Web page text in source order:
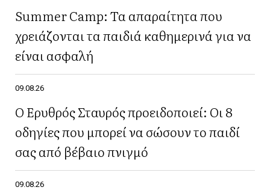
Summer Camp: Τα απαραίτητα που
χρειάζονται τα παιδιά καθημερινά για να
είναι ασφαλή
09.08.26
Ο Ερυθρός Σταυρός προειδοποιεί: Οι 8
οδηγίες που μπορεί να σώσουν το παιδί
σας από βέβαιο πνιγμό
09.08.26